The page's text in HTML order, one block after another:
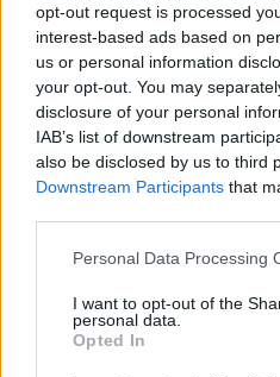
opt-out request is processed
interest-based ads based on
us or personal information
your opt-out. You may
disclosure of your personal
IAB’s list of downstream
also be disclosed by us to third
Downstream Participants that
Please note that this website/
not limited to your visit or
grant or deny consent to
use your data for below
Personal Data Processing
I want to opt-out of the
personal data.
Opted In
Kéthónapos a Tisza-
ELEMZÉSEK 2026. júl. 21.
Uniós források: íme a